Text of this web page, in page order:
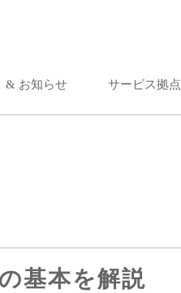
& お知らせ サービス拠点
基本を解説